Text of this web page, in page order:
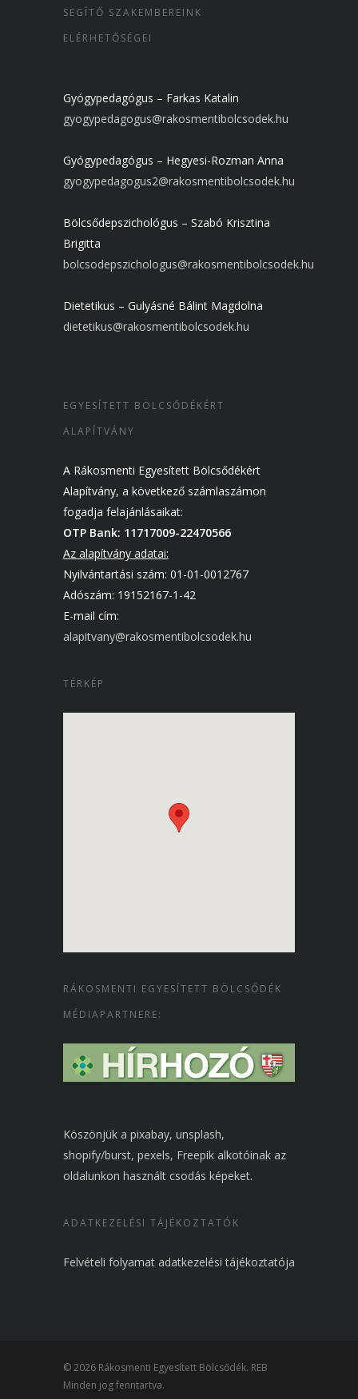
SEGÍTŐ SZAKEMBEREINK
ELÉRHETŐSÉGEI
Gyógypedagógus – Farkas Katalin
gyogypedagogus@rakosmentibolcsodek.hu
Gyógypedagógus – Hegyesi-Rozman Anna
gyogypedagogus2@rakosmentibolcsodek.hu
Bölcsődepszichológus – Szabó Krisztina
Brigitta
bolcsodepszichologus@rakosmentibolcsodek.hu
Dietetikus – Gulyásné Bálint Magdolna
dietetikus@rakosmentibolcsodek.hu
EGYESÍTETT BÖLCSŐDÉKÉRT
ALAPÍTVÁNY
A Rákosmenti Egyesített Bölcsődékért
Alapítvány, a következő számlaszámon
fogadja felajánlásaikat:
OTP Bank: 11717009-22470566
Az alapítvány adatai:
Nyilvántartási szám: 01-01-0012767
Adószám: 19152167-1-42
E-mail cím:
alapitvany@rakosmentibolcsodek.hu
TÉRKÉP
RÁKOSMENTI EGYESÍTETT BÖLCSŐDÉK
MÉDIAPARTNERE:
Köszönjük a pixabay, unsplash,
shopify/burst, pexels, Freepik alkotóinak az
oldalunkon használt csodás képeket.
ADATKEZELÉSI TÁJÉKOZTATÓK
Felvételi folyamat adatkezelési tájékoztatója
© 2026 Rákosmenti Egyesített Bölcsődék. REB
Minden jog fenntartva.